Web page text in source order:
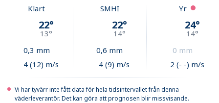
Klart
22°
13°
0,3 mm
4 (12) m/s
SMHI
22°
14°
0,6 mm
4 (9) m/s
Yr
24°
14°
0 mm
2 (- -) m/s
Vi har tyvärr inte fått data för hela tidsintervallet från denna
väderleverantör. Det kan göra att prognosen blir missvisande.